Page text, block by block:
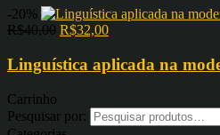
-20%
R$40,00 R$32,00
Linguística aplicada na
Carrinho
Pesquisar por: